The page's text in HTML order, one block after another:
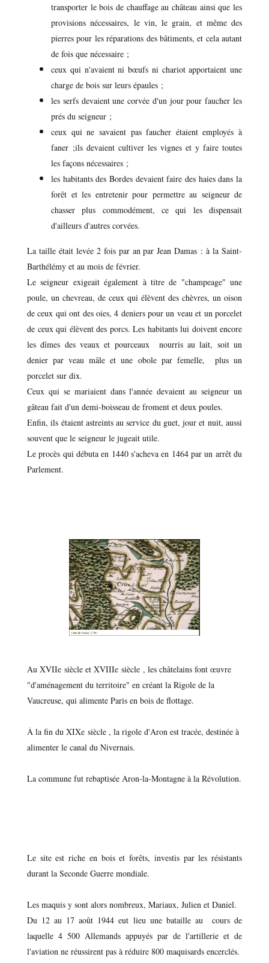
transporter le bois de chauffage au château ainsi que les
provisions nécessaires, le vin, le grain, et même des
pierres pour les réparations des bâtiments, et cela autant
de fois que nécessaire ;
ceux qui n'avaient ni bœufs ni chariot apportaient une
charge de bois sur leurs épaules ;
les serfs devaient une corvée d'un jour pour faucher les
prés du seigneur ;
ceux qui ne savaient pas faucher étaient employés à
faner ;ils devaient cultiver les vignes et y faire toutes
les façons nécessaires ;
les habitants des Bordes devaient faire des haies dans la
forêt et les entretenir pour permettre au seigneur de
chasser plus commodément, ce qui les dispensait
d'ailleurs d'autres corvées.
La taille était levée 2 fois par an par Jean Damas : à la Saint-
Barthélémy et au mois de février.
Le seigneur exigeait également à titre de "champeage" une
poule, un chevreau, de ceux qui élèvent des chèvres, un oison
de ceux qui ont des oies, 4 deniers pour un veau et un porcelet
de ceux qui élèvent des porcs. Les habitants lui doivent encore
les dîmes des veaux et pourceaux nourris au lait, soit un
denier par veau mâle et une obole par femelle, plus un
porcelet sur dix.
Ceux qui se mariaient dans l'année devaient au seigneur un
gâteau fait d'un demi-boisseau de froment et deux poules.
Enfin, ils étaient astreints au service du guet, jour et nuit, aussi
souvent que le seigneur le jugeait utile.
Le procès qui débuta en 1440 s'acheva en 1464 par un arrêt du
Parlement.
Au XVIIe siècle et XVIIIe siècle , les châtelains font œuvre
"d'aménagement du territoire" en créant la Rigole de la
Vaucreuse, qui alimente Paris en bois de flottage.
À la fin du XIXe siècle , la rigole d'Aron est tracée, destinée à
alimenter le canal du Nivernais.
La commune fut rebaptisée Aron-la-Montagne à la Révolution.
Le site est riche en bois et forêts, investis par les résistants
durant la Seconde Guerre mondiale.
Les maquis y sont alors nombreux, Mariaux, Julien et Daniel.
Du 12 au 17 août 1944 eut lieu une bataille au cours de
laquelle 4 500 Allemands appuyés par de l'artillerie et de
l'aviation ne réussirent pas à réduire 800 maquisards encerclés.